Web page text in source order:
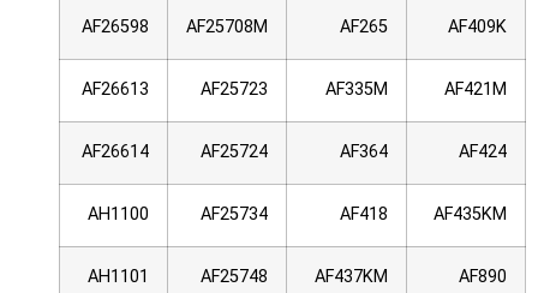
AF409K
AF265
AF25708M
AF26598
AF421M
AF335M
AF25723
AF26613
AF424
AF364
AF25724
AF26614
AF435KM
AF418
AF25734
AH1100
AF890
AF437KM
AF25748
AH1101